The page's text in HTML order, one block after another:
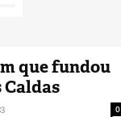
que fundou
0